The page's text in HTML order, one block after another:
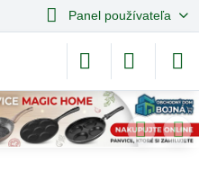
Panel používateľa